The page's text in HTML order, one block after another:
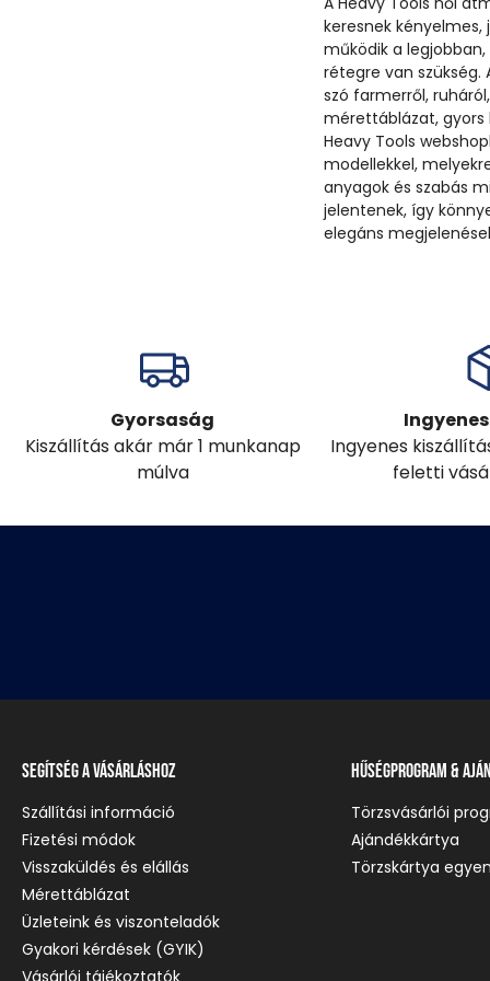
keresnek
működik a
rétegre van
szó farmerről,
mérettáblázat, gyors
Heavy Tools
modellekkel,
anyagok és szabás
jelentenek, így
elegáns
Gyorsaság
Kiszállítás akár már 1 munkanap
múlva
Ingyenes
feletti
Segítség a vásárláshoz
Szállítási információ
Fizetési módok
Visszaküldés és elállás
Mérettáblázat
Üzleteink és viszonteladók
Gyakori kérdések (GYIK)
Hűségprogram &
Törzsvásárlói
Ajándékkártya
Törzskártya